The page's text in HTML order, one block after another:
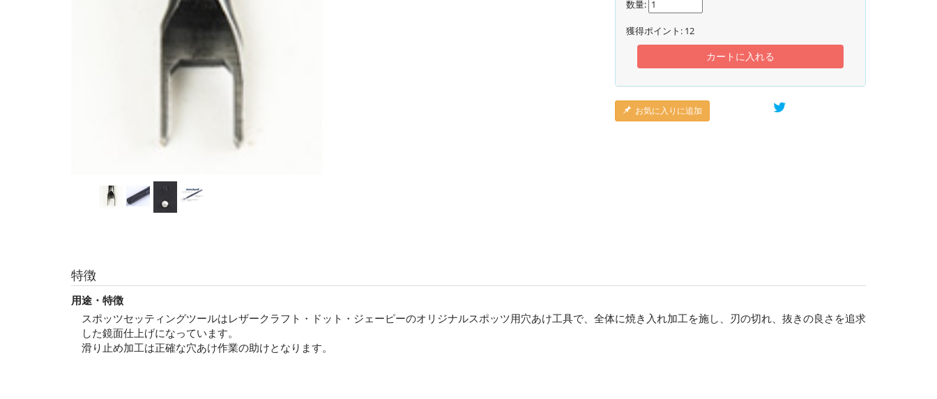
数量:
獲得ポイント: 12
カートに入れる
お気に入りに追加
特徴
用途・特徴
スポッツセッティングツールはレザークラフト・ドット・ジェーピーのオリジナルスポッツ用穴あけ工具で、全体に焼き入れ加工を施し、刃の切れ、抜きの良さを追求
した鏡面仕上げになっています。
滑り止め加工は正確な穴あけ作業の助けとなります。